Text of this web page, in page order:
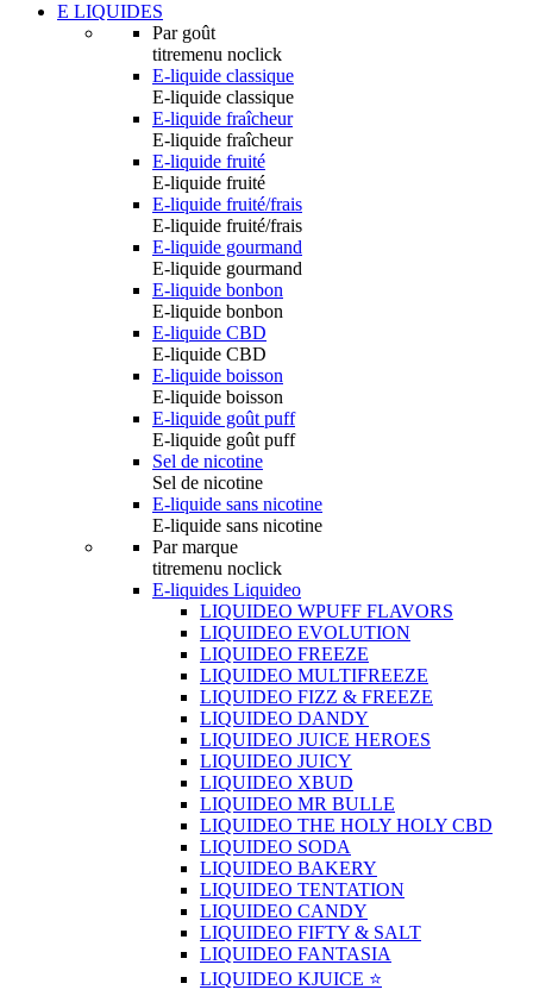
E LIQUIDES
Par goût
titremenu noclick
E-liquide classique
E-liquide classique
E-liquide fraîcheur
E-liquide fraîcheur
E-liquide fruité
E-liquide fruité
E-liquide fruité/frais
E-liquide fruité/frais
E-liquide gourmand
E-liquide gourmand
E-liquide bonbon
E-liquide bonbon
E-liquide CBD
E-liquide CBD
E-liquide boisson
E-liquide boisson
E-liquide goût puff
E-liquide goût puff
Sel de nicotine
Sel de nicotine
E-liquide sans nicotine
E-liquide sans nicotine
Par marque
titremenu noclick
E-liquides Liquideo
LIQUIDEO WPUFF FLAVORS
LIQUIDEO EVOLUTION
LIQUIDEO FREEZE
LIQUIDEO MULTIFREEZE
LIQUIDEO FIZZ & FREEZE
LIQUIDEO DANDY
LIQUIDEO JUICE HEROES
LIQUIDEO JUICY
LIQUIDEO XBUD
LIQUIDEO MR BULLE
LIQUIDEO THE HOLY HOLY CBD
LIQUIDEO SODA
LIQUIDEO BAKERY
LIQUIDEO TENTATION
LIQUIDEO CANDY
LIQUIDEO FIFTY & SALT
LIQUIDEO FANTASIA
LIQUIDEO KJUICE ⭐️